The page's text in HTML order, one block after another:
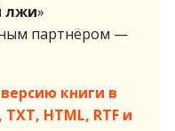
лжи»
партнёром —
книги в
HTML, RTF и